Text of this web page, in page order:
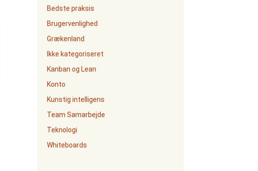
Bedste praksis
Brugervenlighed
Grækenland
Ikke kategoriseret
Kanban og Lean
Konto
Kunstig intelligens
Team Samarbejde
Teknologi
Whiteboards